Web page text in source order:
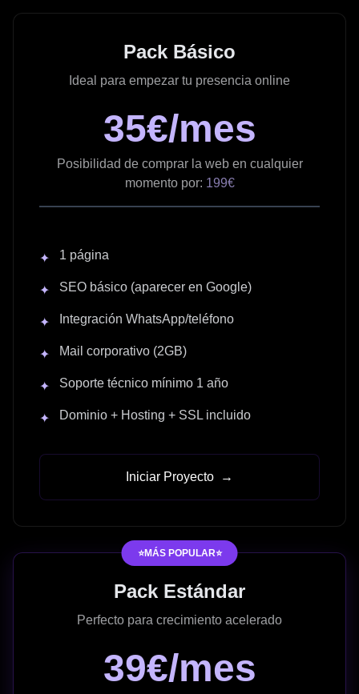
Pack Básico
Ideal para empezar tu presencia online
35€/mes
Posibilidad de comprar la web en cualquier
momento por: 199€
✦ 1 página
✦ SEO básico (aparecer en Google)
✦ Integración WhatsApp/teléfono
✦ Mail corporativo (2GB)
✦ Soporte técnico mínimo 1 año
✦ Dominio + Hosting + SSL incluido
Iniciar Proyecto →
⭐MÁS POPULAR⭐
Pack Estándar
Perfecto para crecimiento acelerado
39€/mes